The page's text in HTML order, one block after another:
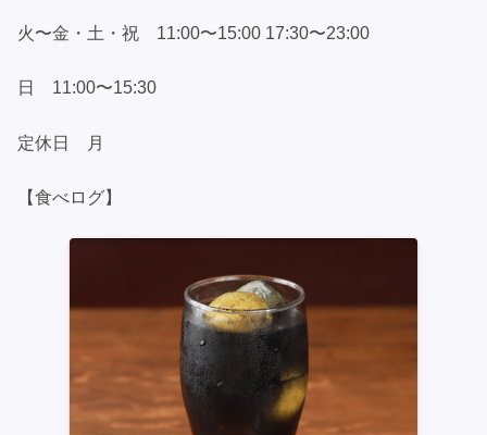
火〜金・土・祝 11:00〜15:00 17:30〜23:00
日 11:00〜15:30
定休日 月
【食べログ】